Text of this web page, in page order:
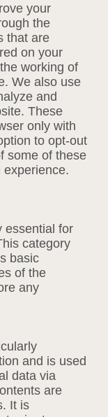
your
the
that are
on your
working of
We also use
and
These
only with
to opt-out
some of these
essential for
category
basic
of the
any
and is used
data via
are
It is